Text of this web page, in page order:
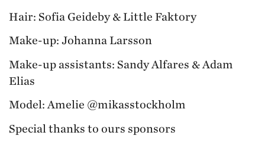
Hair: Sofia Geideby & Little Faktory
Make-up: Johanna Larsson
Make-up assistants: Sandy Alfares & Adam
Elias
Model: Amelie @mikasstockholm
Special thanks to ours sponsors